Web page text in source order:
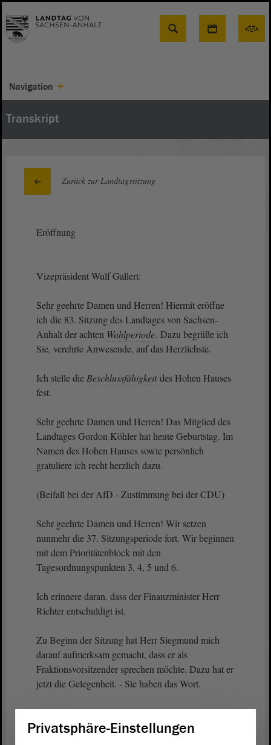
Suche
Navigation
Transkript
Zurück zur Landtagssitzung
Eröffnung
Vizepräsident Wulf Gallert:
Sehr geehrte Damen und Herren! Hiermit eröffne
ich die 83. Sitzung des Landtages von Sachsen-
Anhalt der achten Wahlperiode. Dazu begrüße ich
Sie, verehrte Anwesende, auf das Herzlichste.
Ich stelle die Beschlussfähigkeit des Hohen Hauses
fest.
Sehr geehrte Damen und Herren! Das Mitglied des
Landtages Gordon Köhler hat heute Geburtstag. Im
Namen des Hohen Hauses sowie persönlich
gratuliere ich recht herzlich dazu.
(Beifall bei der AfD - Zustimmung bei der CDU)
Sehr geehrte Damen und Herren! Wir setzen
nunmehr die 37. Sitzungsperiode fort. Wir beginnen
mit dem Prioritätenblock mit den
Tagesordnungspunkten 3, 4, 5 und 6.
Ich erinnere daran, dass der Finanzminister Herr
Richter entschuldigt ist.
Zu Beginn der Sitzung hat Herr Siegmund mich
darauf aufmerksam gemacht, dass er als
Fraktionsvorsitzender sprechen möchte. Dazu hat er
jetzt die Gelegenheit. - Sie haben das Wort.
Privatsphäre-Einstellungen